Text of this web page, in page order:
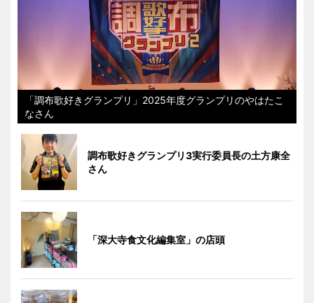
「調布歌好きグランプリ」2025年度グランプリのやはたこ
なさん
調布歌好きグランプリ3実行委員長の土方康全
さん
「深大寺食文化編集室」の店頭